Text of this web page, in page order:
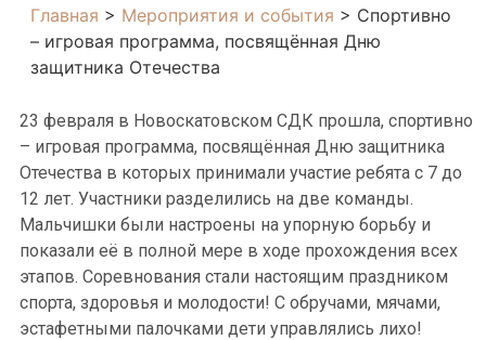
Главная > Мероприятия и события > Спортивно
– игровая программа, посвящённая Дню
защитника Отечества
23 февраля в Новоскатовском СДК прошла, спортивно
– игровая программа, посвящённая Дню защитника
Отечества в которых принимали участие ребята с 7 до
12 лет. Участники разделились на две команды.
Мальчишки были настроены на упорную борьбу и
показали её в полной мере в ходе прохождения всех
этапов. Соревнования стали настоящим праздником
спорта, здоровья и молодости! С обручами, мячами,
эстафетными палочками дети управлялись лихо!